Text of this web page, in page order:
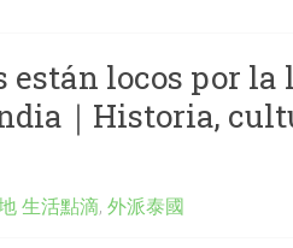
están locos por
｜Historia,
生活點滴, 外派泰國